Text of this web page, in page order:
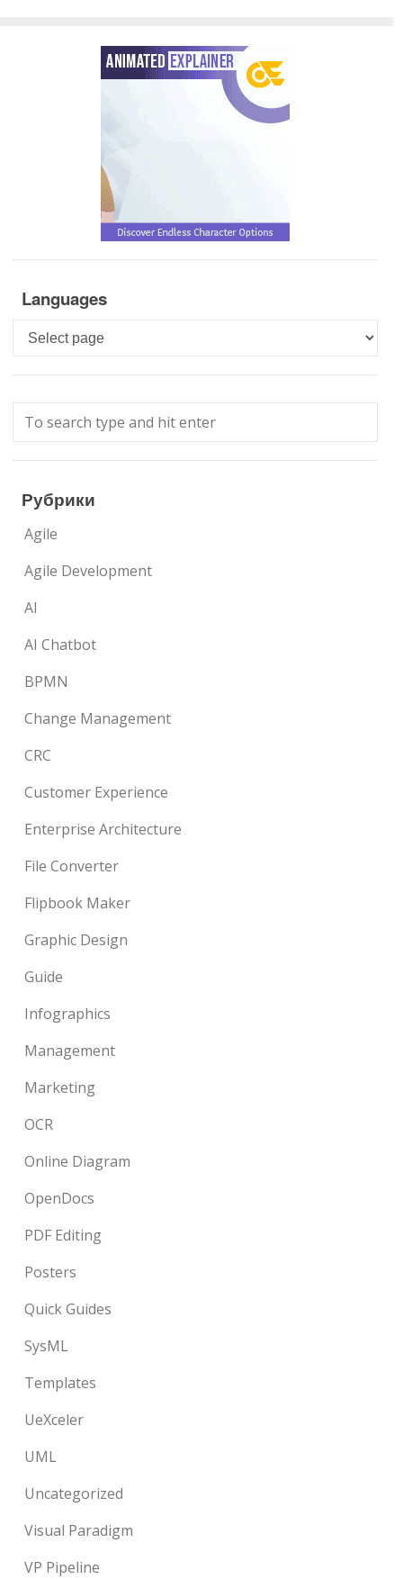
Languages
Languages
Рубрики
Agile
Agile Development
AI
AI Chatbot
BPMN
Change Management
CRC
Customer Experience
Enterprise Architecture
File Converter
Flipbook Maker
Graphic Design
Guide
Infographics
Management
Marketing
OCR
Online Diagram
OpenDocs
PDF Editing
Posters
Quick Guides
SysML
Templates
UeXceler
UML
Uncategorized
Visual Paradigm
VP Pipeline